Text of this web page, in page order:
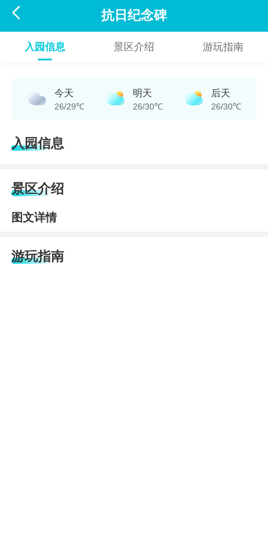
 抗日纪念碑
入园信息 景区介绍 游玩指南
今天
26/29℃
明天
26/30℃
后天
26/30℃
入园信息
景区介绍
图文详情
游玩指南